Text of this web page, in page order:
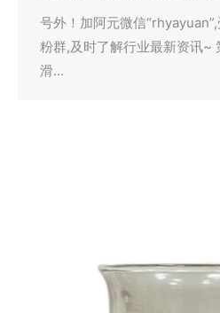
号外！加阿元微信
粉群,及时了解行业最新资讯~
滑…